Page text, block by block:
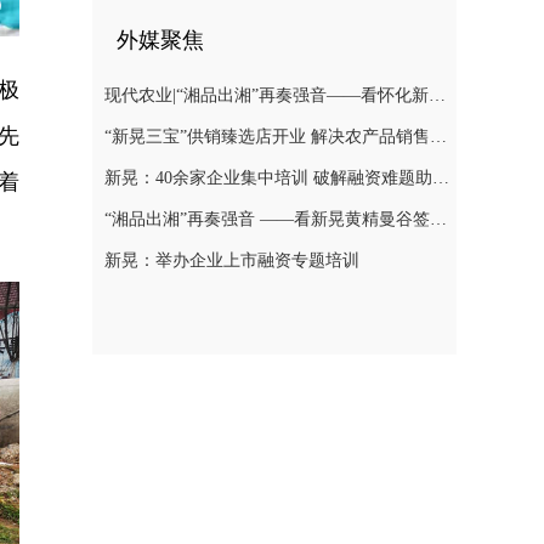
外媒聚焦
现代农业|“湘品出湘”再奏强音——看怀化新晃黄精曼谷签单背后的“强链密码”
“新晃三宝”供销臻选店开业 解决农产品销售难题
新晃：40余家企业集中培训 破解融资难题助力发展
“湘品出湘”再奏强音 ——看新晃黄精曼谷签单背后的“强链密码”
新晃：举办企业上市融资专题培训